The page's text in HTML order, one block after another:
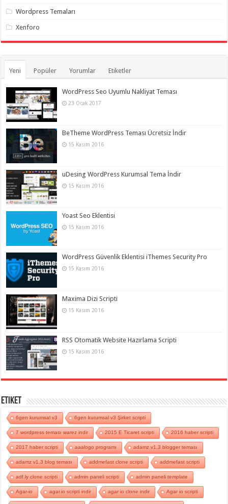
Wordpress Temaları
Xenforo
Yeni Popüler Yorumlar Etiketler
WordPress Seo Uyumlu Nakliyat Teması
23 Ocak 2017
BeTheme WordPress Teması Ücretsiz İndir
15 Kasım 2016
uDesing WordPress Kurumsal Tema İndir
15 Kasım 2016
Yoast Seo Eklentisi
15 Kasım 2016
WordPress Güvenlik Eklentisi iThemes Security Pro
15 Kasım 2016
Maxima Dizi Scripti
15 Kasım 2016
RSS Otomatik Website Hazırlama Scripti
15 Kasım 2016
Etiket
6gen kurumsal v3 6gen kurumsal v3 Şirket scripti
7 wordpress teması warez indir 2015 E Ticaret scripti 2016 haber scripti
2017 haber scripti aaalogo programı adamz v1.3 blogger teması
adamz v1.3 blog teması addmefast clone scripti addmefast scripti
adf.ly clone scripti admin paneli scripti admin paneli template
Agar-io agar.io scripti indir agar io clone indir Agar io scripti